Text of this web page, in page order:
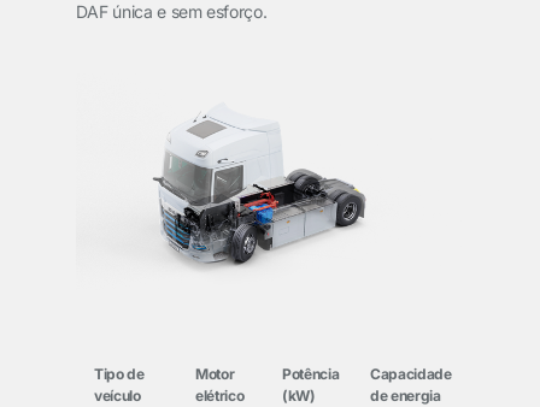
DAF única e sem esforço.
Tipo de
veículo
Motor
elétrico
Potência
(kW)
Capacidade
de energia